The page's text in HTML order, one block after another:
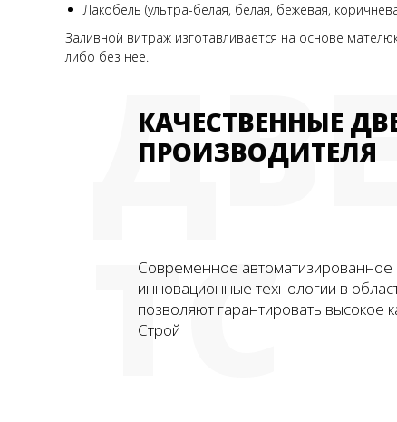
Лакобель (ультра-белая, белая, бежевая,
Заливной витраж изготавливается на основе
либо без нее.
ТС
КАЧЕСТВЕННЫЕ
ПРОИЗВОДИТЕЛЯ
Современное автоматизированное
инновационные технологии в
позволяют гарантировать высокое
Строй